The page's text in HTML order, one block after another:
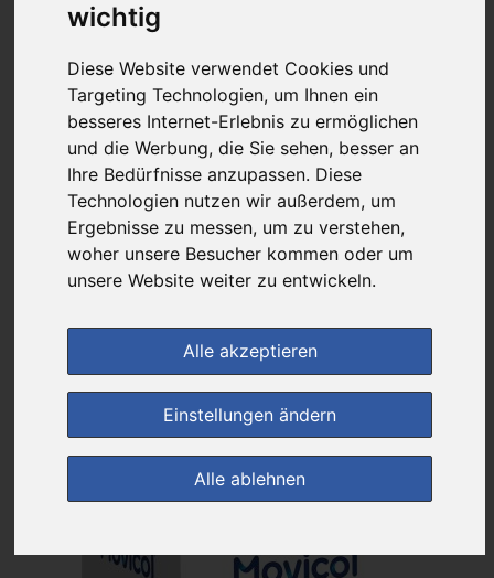
wichtig
Diese Website verwendet Cookies und
Targeting Technologien, um Ihnen ein
besseres Internet-Erlebnis zu ermöglichen
und die Werbung, die Sie sehen, besser an
Ihre Bedürfnisse anzupassen. Diese
Technologien nutzen wir außerdem, um
Ergebnisse zu messen, um zu verstehen,
woher unsere Besucher kommen oder um
unsere Website weiter zu entwickeln.
Alle akzeptieren
Einstellungen ändern
Alle ablehnen
DIE NEUE APOTHEKE
kein Versand - nur Botenlieferung oder Selbstabholung
Ersparnis:39%oder 20,89 €
Preis pro 1 ST / 0,66 €
Daten vom 10.08.2026 10:41 Uhr
(0) Jetzt bewerten!
im Shop bestellen
zur Einkaufsliste